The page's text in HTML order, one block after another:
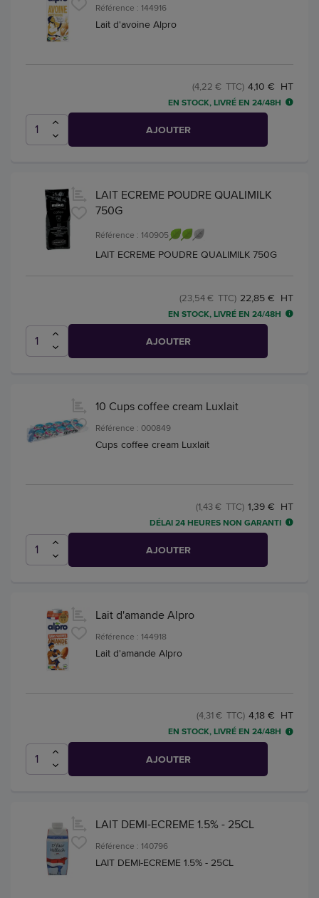
Référence : 144916
Lait d'avoine Alpro
4,10 € HT
(4,22 € TTC)
EN STOCK, LIVRÉ EN 24/48H
AJOUTER
LAIT ECREME POUDRE QUALIMILK
750G
Référence : 140905
LAIT ECREME POUDRE QUALIMILK 750G
22,85 € HT
(23,54 € TTC)
EN STOCK, LIVRÉ EN 24/48H
AJOUTER
10 Cups coffee cream Luxlait
Référence : 000849
Cups coffee cream Luxlait
1,39 € HT
(1,43 € TTC)
DÉLAI 24 HEURES NON GARANTI
AJOUTER
Lait d'amande Alpro
Référence : 144918
Lait d'amande Alpro
4,18 € HT
(4,31 € TTC)
EN STOCK, LIVRÉ EN 24/48H
AJOUTER
LAIT DEMI-ECREME 1.5% - 25CL
Référence : 140796
LAIT DEMI-ECREME 1.5% - 25CL